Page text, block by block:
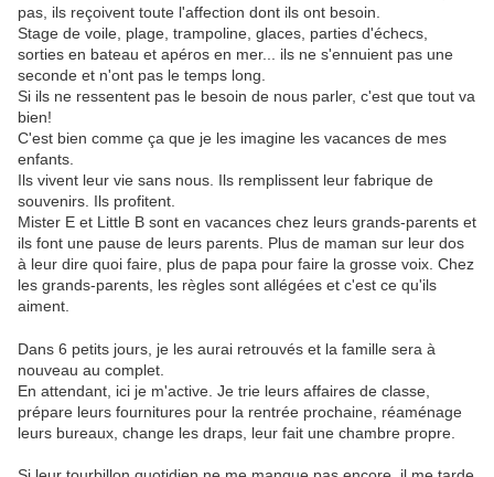
pas, ils reçoivent toute l'affection dont ils ont besoin.
Stage de voile, plage, trampoline, glaces, parties d'échecs,
sorties en bateau et apéros en mer... ils ne s'ennuient pas une
seconde et n'ont pas le temps long.
Si ils ne ressentent pas le besoin de nous parler, c'est que tout va
bien!
C'est bien comme ça que je les imagine les vacances de mes
enfants.
Ils vivent leur vie sans nous. Ils remplissent leur fabrique de
souvenirs. Ils profitent.
Mister E et Little B sont en vacances chez leurs grands-parents et
ils font une pause de leurs parents. Plus de maman sur leur dos
à leur dire quoi faire, plus de papa pour faire la grosse voix. Chez
les grands-parents, les règles sont allégées et c'est ce qu'ils
aiment.
Dans 6 petits jours, je les aurai retrouvés et la famille sera à
nouveau au complet.
En attendant, ici je m'active. Je trie leurs affaires de classe,
prépare leurs fournitures pour la rentrée prochaine, réaménage
leurs bureaux, change les draps, leur fait une chambre propre.